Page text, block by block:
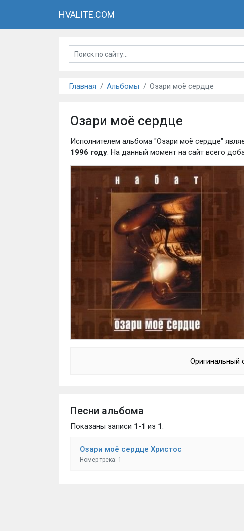
HVALITE.COM
Главная Альбомы Озари моё сердце
Озари моё сердце
Исполнителем альбома "Озари моё сердце"
1996 году. На данный момент на сайт всего
Оригинальный
Песни альбома
Показаны записи 1-1 из 1
Озари моё сердце Христос
Номер трека: 1